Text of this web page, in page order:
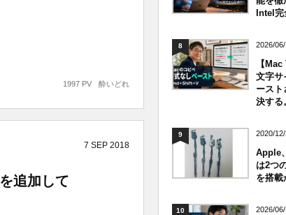
酔いどれ
1997 PV
7 SEP 2018
追加して
Intel
8 2026/
【
文字サ
ースト
決する
9 2020/
Apple
は2つ
を搭載
10 2026/